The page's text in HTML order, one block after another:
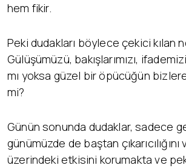
hem fikir.
Peki dudakları böylece çekici kılan
Gülüşümüzü, bakışlarımızı,
mı yoksa güzel bir öpücüğün
mi?
Günün sonunda dudaklar, sadece
günümüzde de baştan
üzerindeki etkisini korumakta ve